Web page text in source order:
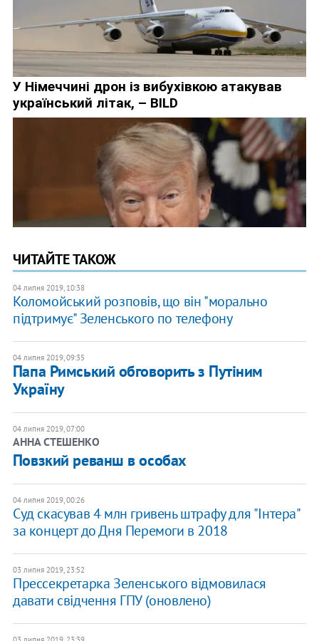
ЧИТАЙТЕ ТАКОЖ
04 липня 2019, 10:38
Коломойський розповів, що він "морально
підтримує" Зеленського по телефону
04 липня 2019, 09:35
Папа Римський обговорить з Путіним
Україну
04 липня 2019, 07:00
АННА СТЕШЕНКО
Повзкий реванш в особах
04 липня 2019, 00:26
Суд скасував 4 млн гривень штрафу для "Інтера"
за концерт до Дня Перемоги в 2018
03 липня 2019, 23:52
Прессекретарка Зеленського відмовилася
давати свідчення ГПУ (оновлено)